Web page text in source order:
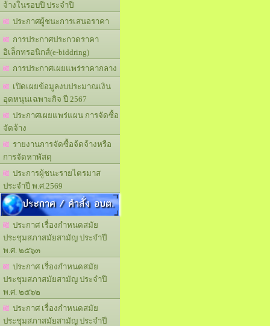
จ้างในรอบปี ประจำปี
ประกาศผู้ชนะการเสนอราคา
การประกาศประกวดราคา
อิเล็กทรอนิกส์(e-biddring)
การประกาศเผยแพร่ราคากลาง
เปิดเผยข้อมูลงบประมาณเงิน
อุดหนุนเฉพาะกิจ ปี 2567
ประกาศเผยแพร่แผน การจัดซื้อ
จัดจ้าง
รายงานการจัดซื้อจ้ดจ้างหรือ
การจัดหาพัสดุ
ประการผู้ชนะรายไตรมาส
ประจำปี พ.ศ.2569
ประกาศ / คำสั่ง อบต.
ประกาศ เรื่องกำหนดสมัย
ประชุมสภาสมัยสามัญ ประจำปี
พ.ศ. ๒๕๖๓
ประกาศ เรื่องกำหนดสมัย
ประชุมสภาสมัยสามัญ ประจำปี
พ.ศ. ๒๕๖๒
ประกาศ เรื่องกำหนดสมัย
ประชุมสภาสมัยสามัญ ประจำปี